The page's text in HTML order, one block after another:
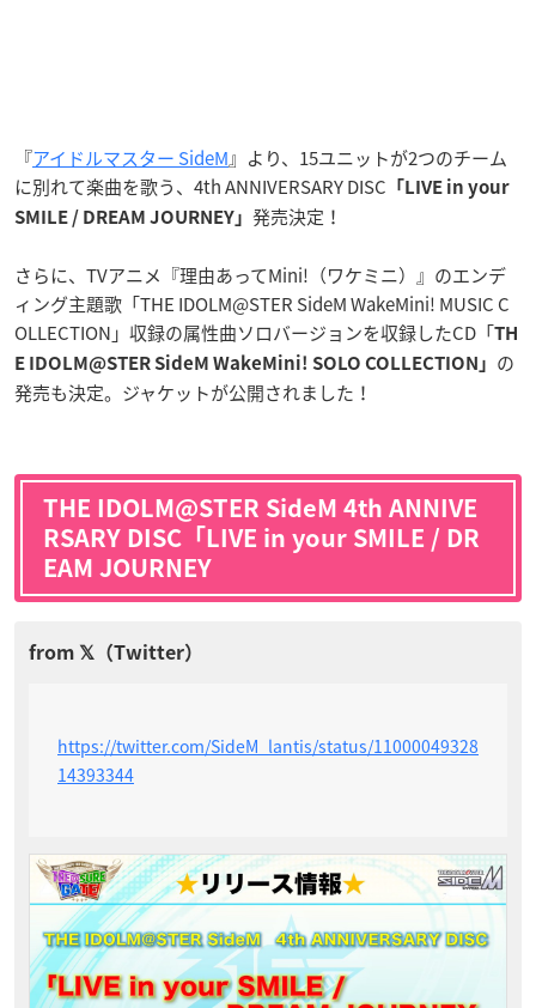
『アイドルマスター SideM』より、15ユニットが2つのチーム
に別れて楽曲を歌う、4th ANNIVERSARY DISC 「LIVE in your
SMILE / DREAM JOURNEY」 発売決定！
さらに、TVアニメ『理由あってMini!（ワケミニ）』のエンデ
ィング主題歌「THE IDOLM@STER SideM WakeMini! MUSIC C
OLLECTION」収録の属性曲ソロバージョンを収録したCD「TH
E IDOLM@STER SideM WakeMini! SOLO COLLECTION」 の
発売も決定。ジャケットが公開されました！
THE IDOLM@STER SideM 4th ANNIVE
RSARY DISC「LIVE in your SMILE / DR
EAM JOURNEY
https://twitter.com/SideM_lantis/status/11000049328
14393344